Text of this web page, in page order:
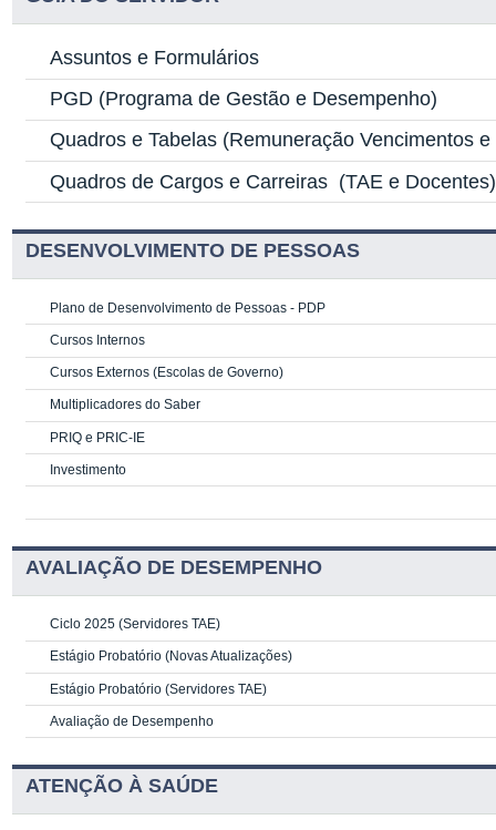
Assuntos e Formulários
PGD (Programa de Gestão e Desempenho)
Quadros e Tabelas (Remuneração Vencimentos
Quadros de Cargos e Carreiras (TAE e Docentes)
DESENVOLVIMENTO DE PESSOAS
Plano de Desenvolvimento de Pessoas - PDP
Cursos Internos
Cursos Externos (Escolas de Governo)
Multiplicadores do Saber
PRIQ e PRIC-IE
Investimento
AVALIAÇÃO DE DESEMPENHO
Ciclo 2025 (Servidores TAE)
Estágio Probatório (Novas Atualizações)
Estágio Probatório (Servidores TAE)
Avaliação de Desempenho
ATENÇÃO À SAÚDE